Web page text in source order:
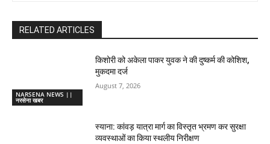
RELATED ARTICLES
NARSENA NEWS ||
नरसेना खबर
किशोरी को अकेला पाकर युवक ने की दुष्कर्म की कोशिश,
मुकदमा दर्ज
August 7, 2026
स्याना: कांवड़ यात्रा मार्ग का विस्तृत भ्रमण कर सुरक्षा
व्यवस्थाओं का किया स्थलीय निरीक्षण